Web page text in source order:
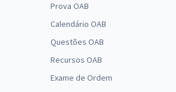
do Estado do Amazonas - Analista
Legislativo - Programador
32,65
Economize R$ 97,96 (-20%)
Prova OAB
Calendário OAB
Questões OAB
Recursos OAB
Exame de Ordem